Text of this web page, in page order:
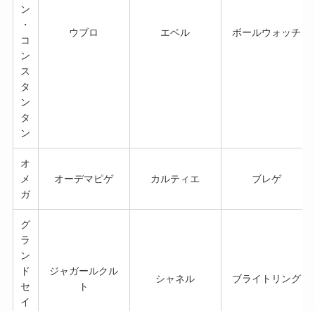
ン
・
コ
ン
ス
タ
ン
タ
ン
ウブロ エベル ボールウォッチ
オ
メ
ガ
オーデマピゲ カルティエ ブレゲ
グ
ラ
ン
ド
セ
イ
ジャガールクル
ト
シャネル ブライトリング